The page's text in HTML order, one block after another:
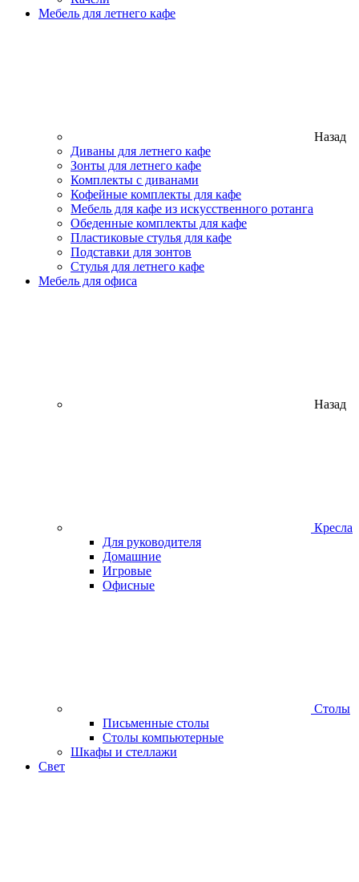
Мебель для летнего кафе
Назад
Диваны для летнего кафе
Зонты для летнего кафе
Комплекты с диванами
Кофейные комплекты для кафе
Мебель для кафе из искусственного ротанга
Обеденные комплекты для кафе
Пластиковые стулья для кафе
Подставки для зонтов
Стулья для летнего кафе
Мебель для офиса
Назад
Кресла
Для руководителя
Домашние
Игровые
Офисные
Столы
Письменные столы
Столы компьютерные
Шкафы и стеллажи
Свет